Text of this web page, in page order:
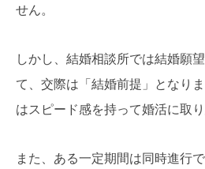
せん。
しかし、結婚相談所では結婚願
て、交際は「結婚前提」となり
はスピード感を持って婚活に取り
また、ある一定期間は同時進行